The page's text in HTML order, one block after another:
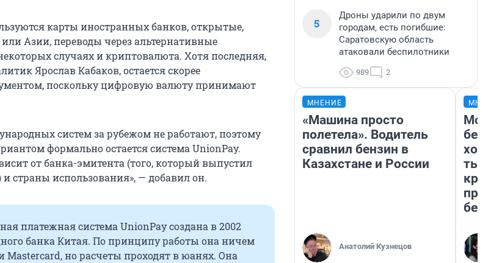
карты иностранных банков, открытые,
Азии, переводы через альтернативные
случаях и криптовалюта. Хотя последняя,
Ярослав Кабаков, остается скорее
поскольку цифровую валюту принимают
систем за рубежом не работают, поэтому
формально остается система UnionPay.
от банка-эмитента (того, который выпустил
и страны использования», — добавил он.
платежная система UnionPay создана в 2002
банка Китая. По принципу работы она ничем
Mastercard, но расчеты проходят в юанях. Она
5
Дроны ударили по двум
городам, есть погибшие:
Саратовскую область
атаковали беспилотники
989 2
МНЕНИЕ
«Машина просто
полетела». Водитель
сравнил бензин в
Казахстане и России
Анатолий Кузнецов
Мой